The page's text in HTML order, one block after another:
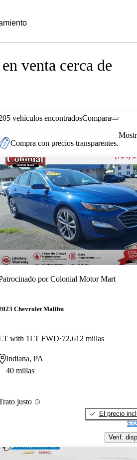
venta cerca de
vehículos encontradosCompara
Compra con precios transparentes.
porColonial Motor Mart
Chevrolet Malibu
with 1LT FWD 72,612 millas
Indiana, PA
40 millas
justo
El precio
Verif.